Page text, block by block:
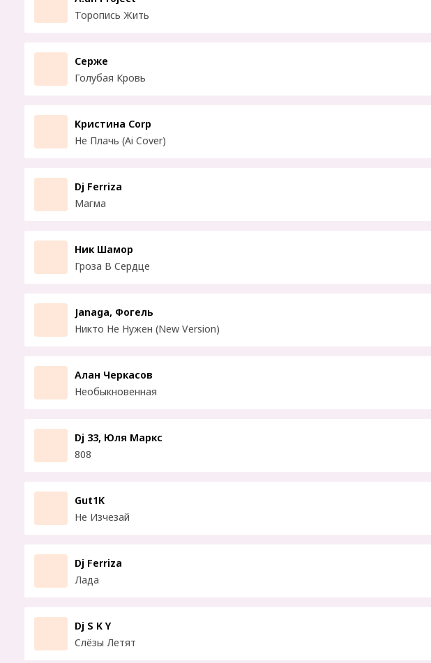
Торопись Жить
Серже
Голубая Кровь
Кристина Corp
Не Плачь (Ai Cover)
Dj Ferriza
Магма
Ник Шамор
Гроза В Сердце
Janaga, Фогель
Никто Не Нужен (New Version)
Алан Черкасов
Необыкновенная
Dj 33, Юля Маркс
808
Gut1K
Не Изчезай
Dj Ferriza
Лада
Dj S K Y
Слёзы Летят